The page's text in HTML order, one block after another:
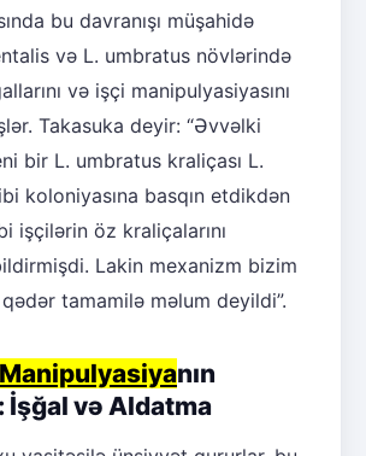
bu davranışı müşahidə
və L. umbratus növlərində
və işçi manipulyasiyasını
Takasuka deyir: “Əvvəlki
bir L. umbratus kraliçası L.
koloniyasına basqın etdikdən
işçilərin öz kraliçalarını
Lakin mexanizm bizim
tamamilə məlum deyildi”.
nın
İşğal və Aldatma